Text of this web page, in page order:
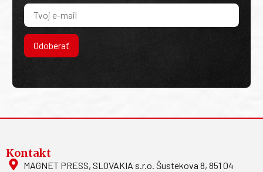
Odoberať
Kontakt
MAGNET PRESS, SLOVAKIA s.r.o. Šustekova 8, 851 04